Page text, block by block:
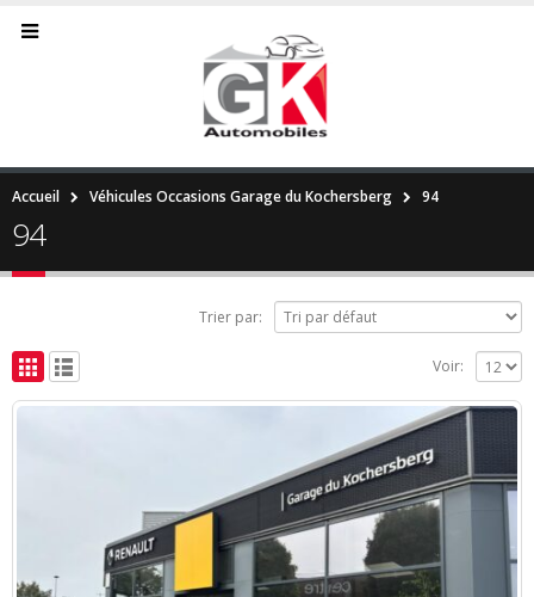
Accueil Véhicules Occasions Garage du Kochersberg 94
94
Trier par:
Voir: